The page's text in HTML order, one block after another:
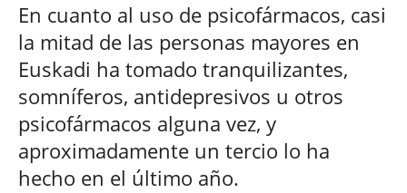
En cuanto al uso de psicofármacos, casi
la mitad de las personas mayores en
Euskadi ha tomado tranquilizantes,
somníferos, antidepresivos u otros
psicofármacos alguna vez, y
aproximadamente un tercio lo ha
hecho en el último año.